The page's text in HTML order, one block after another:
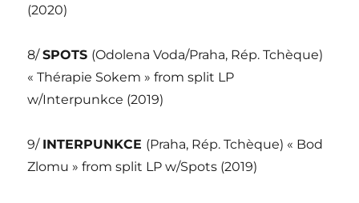
(2020)
8/SPOTS (Odolena Voda/Praha, Rép. Tchèque)
« Thérapie Sokem » from split LP
w/Interpunkce (2019)
9/ INTERPUNKCE (Praha, Rép. Tchèque) « Bod
Zlomu » from split LP w/Spots (2019)